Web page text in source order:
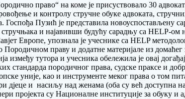
право“ на коме је присуствовало 30
и контролу стручне обуке адвоката,
Пузић је представила новоуспостављену
и најавивши будућу сарадњу са HELP-ом
Европе, упознала је учеснике са HELP
праву и додатне материјале из домаћег
тутора и учесника обележила је овај
стандарда породичног права, судске праксе и
уније, као и инструменте меког права о том
дјеце и насиљу над женама (оба су већ доступна
пројекта су Националне институције за обуку и